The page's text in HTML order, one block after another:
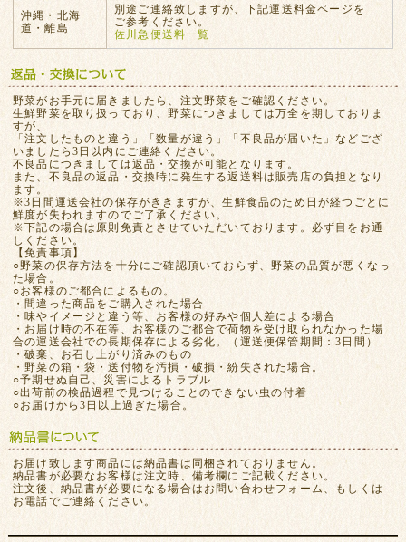
沖縄・北海
道・離島
別途ご連絡致しますが、下記運送料金ページを
ご参考ください。
佐川急便送料一覧
野菜がお手元に届きましたら、注文野菜をご確認ください。
生鮮野菜を取り扱っており、野菜につきましては万全を期しておりま
すが、
「注文したものと違う」「数量が違う」「不良品が届いた」などござ
いましたら3日以内にご連絡ください。
不良品につきましては返品・交換が可能となります。
また、不良品の返品・交換時に発生する返送料は販売店の負担となり
ます。
※3日間運送会社の保存がききますが、生鮮食品のため日が経つごとに
鮮度が失われますのでご了承ください。
※下記の場合は原則免責とさせていただいております。必ず目をお通
しください。
【免責事項】
○野菜の保存方法を十分にご確認頂いておらず、野菜の品質が悪くなっ
た場合。
○お客様のご都合によるもの。
・間違った商品をご購入された場合
・味やイメージと違う等、お客様の好みや個人差による場合
・お届け時の不在等、お客様のご都合で荷物を受け取られなかった場
合の運送会社での長期保存による劣化。（運送便保管期間：3日間）
・破棄、お召し上がり済みのもの
・野菜の箱・袋・送付物を汚損・破損・紛失された場合。
○予期せぬ自己、災害によるトラブル
○出荷前の検品過程で見つけることのできない虫の付着
○お届けから3日以上過ぎた場合。
お届け致します商品には納品書は同梱されておりません。
納品書が必要なお客様は注文時、備考欄にご記載ください。
注文後、納品書が必要になる場合はお問い合わせフォーム、もしくは
お電話でご連絡ください。